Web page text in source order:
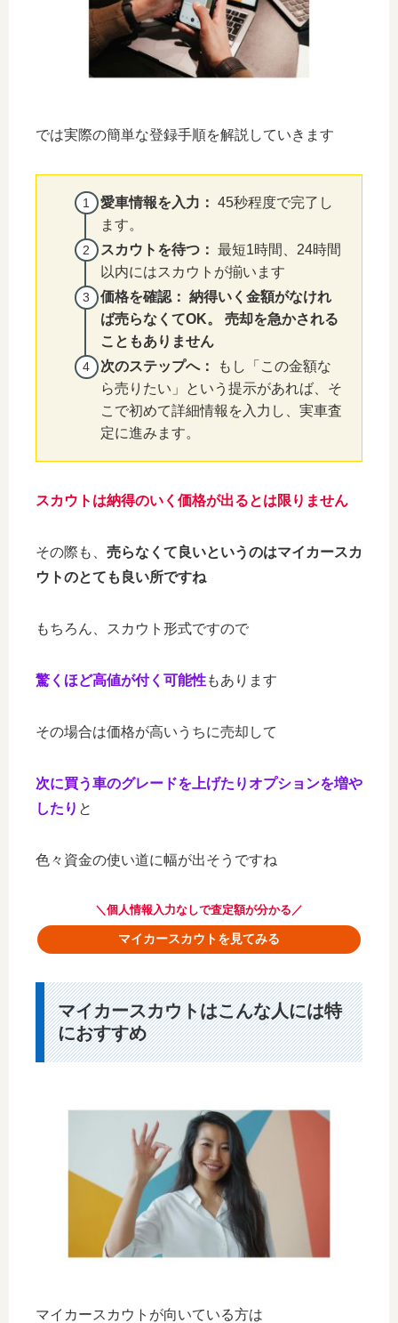
では実際の簡単な登録手順を解説していきます
愛車情報を入力： 45秒程度で完了し
ます。
スカウトを待つ： 最短1時間、24時間
以内にはスカウトが揃います
価格を確認： 納得いく金額がなけれ
ば売らなくてOK。
売却を急かされる
こともありません
次のステップへ：
もし「この金額な
ら売りたい」という提示があれば、そ
こで初めて詳細情報を入力し、実車査
定に進みます。
スカウトは納得のいく価格が出るとは限りません
その際も、 売らなくて良いというのはマイカースカ
ウトのとても良い所ですね
もちろん、スカウト形式ですので
驚くほど高値が付く可能性もあります
その場合は価格が高いうちに売却して
次に買う車のグレードを上げたりオプションを増や
したり と
色々資金の使い道に幅が出そうですね
＼個人情報入力なしで査定額が分かる／
マイカースカウトを見てみる
マイカースカウトはこんな人には特
におすすめ
マイカースカウトが向いている方は